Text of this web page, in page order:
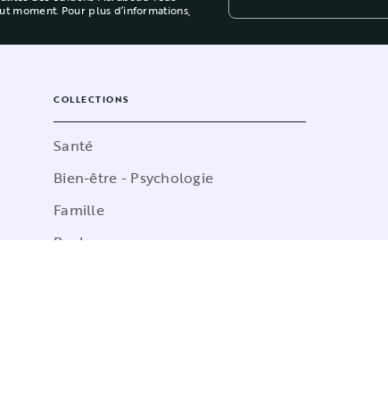
moment. Pour plus d’informations,
COLLECTIONS
Santé
Bien-être - Psychologie
Famille
Poche